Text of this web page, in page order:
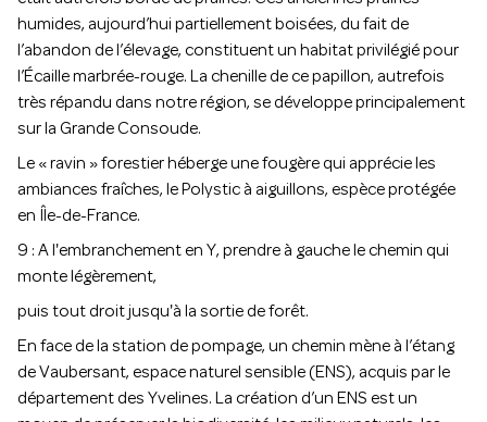
humides, aujourd’hui partiellement boisées, du fait de
l’abandon de l’élevage, constituent un habitat privilégié pour
l’Écaille marbrée-rouge. La chenille de ce papillon, autrefois
très répandu dans notre région, se développe principalement
sur la Grande Consoude.
Le « ravin » forestier héberge une fougère qui apprécie les
ambiances fraîches, le Polystic à aiguillons, espèce protégée
en Île-de-France.
9 : A l'embranchement en Y, prendre à gauche le chemin qui
monte légèrement,
puis tout droit jusqu'à la sortie de forêt.
En face de la station de pompage, un chemin mène à l’étang
de Vaubersant, espace naturel sensible (ENS), acquis par le
département des Yvelines. La création d’un ENS est un